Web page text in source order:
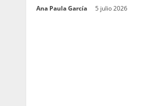
Ana Paula García 5 julio 2026